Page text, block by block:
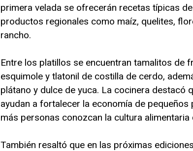
primera velada se ofrecerán recetas típicas
productos regionales como maíz, quelites,
rancho.
Entre los platillos se encuentran tamalitos de
esquimole y tlatonil de costilla de cerdo,
plátano y dulce de yuca. La cocinera destacó
ayudan a fortalecer la economía de
más personas conozcan la cultura
También resaltó que en las próximas